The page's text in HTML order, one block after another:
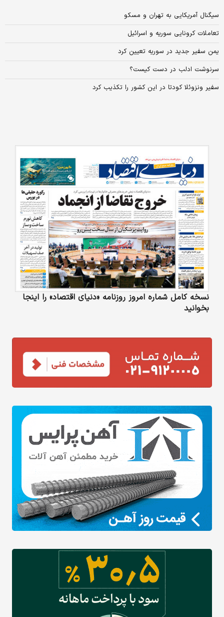
سیگنال آمریکایی به تهران و مسکو
تعاملات کرونایی سوریه و اسرائیل
یمن سفیر جدید در سوریه تعیین کرد
سرنوشت ادلب در دست کیست؟
سفیر ونزوئلا کودتا در این کشور را تکذیب کرد
نسخه کامل شماره امروز روزنامه «دنیای‌ اقتصاد» را اینجا
بخوانید